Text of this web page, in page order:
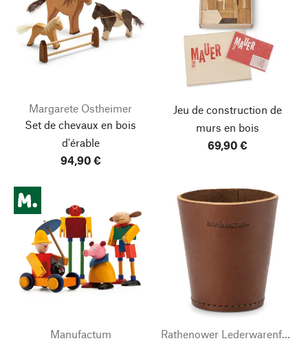
Margarete Ostheimer
Set de chevaux en bois
d'érable
94,90 €
Jeu de construction de
murs en bois
69,90 €
Manufactum
Rathenower Lederwarenfabrik